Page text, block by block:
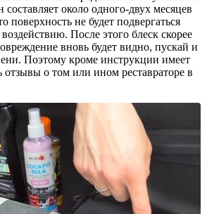
около одного-двух месяцев
поверхность не будет подвергаться
После этого блеск скорее
вновь будет видно, пускай и
Поэтому кроме инструкции имеет
отзывы о том или ином реставраторе в